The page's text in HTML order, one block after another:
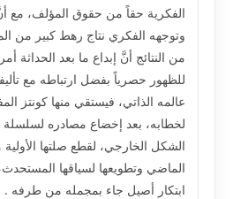
الفكرية حقاً من حقوق المؤلف، مع
وتوجهه الفكري نتاج رهط كبير من
من النتائج أنَّ إبداع ما بعد الحداثة
للظهور حصرياً بفضل ارتباطه مع
عالمه الذاتي، فيستقي منها كونتز
لخطابه، بعد إخضاع مصادره
الشكل الخارجي، لقطع صلتها
الماضي وتطويعها لسياقها
ابتكار أصيل جاء بمجمله من طرفه .